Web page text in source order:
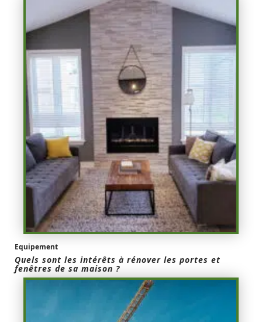
Equipement
Quels sont les intérêts à rénover les portes et
fenêtres de sa maison ?